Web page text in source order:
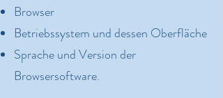
Browser
Betriebssystem und dessen Oberfläche
Sprache und Version der
Browsersoftware.